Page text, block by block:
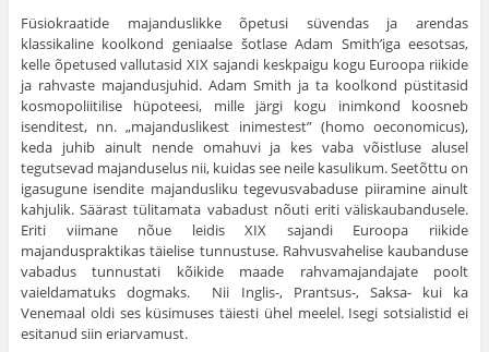
Füsiokraatide majanduslikke õpetusi süvendas ja arendas
klassikaline koolkond geniaalse šotlase Adam Smith’iga eesotsas,
kelle õpetused vallutasid XIX sajandi keskpaigu kogu Euroopa riikide
ja rahvaste majandusjuhid. Adam Smith ja ta koolkond püstitasid
kosmopoliitilise hüpoteesi, mille järgi kogu inimkond koosneb
isenditest, nn. „majanduslikest inimestest” (homo oeconomicus),
keda juhib ainult nende omahuvi ja kes vaba võistluse alusel
tegutsevad majanduselus nii, kuidas see neile kasulikum. Seetõttu on
igasugune isendite majandusliku tegevusvabaduse piiramine ainult
kahjulik. Säärast tülitamata vabadust nõuti eriti väliskaubandusele.
Eriti viimane nõue leidis XIX sajandi Euroopa riikide
majanduspraktikas täielise tunnustuse. Rahvusvahelise kaubanduse
vabadus tunnustati kõikide maade rahvamajandajate poolt
vaieldamatuks dogmaks. Nii Inglis-, Prantsus-, Saksa- kui ka
Venemaal oldi ses küsimuses täiesti ühel meelel. Isegi sotsia­listid ei
esitanud siin eriarvamust.